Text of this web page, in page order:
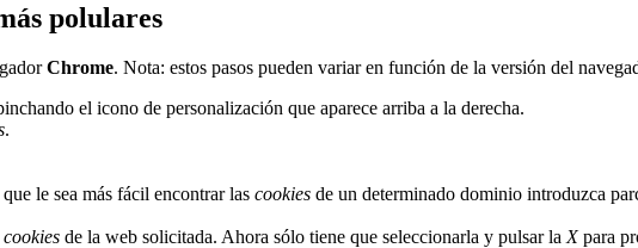
polulares
Chrome. Nota: estos pasos pueden variar en función de la versión del
el icono de personalización que aparece arriba a la derecha.
.
le sea más fácil encontrar las cookies de un determinado dominio introduzca
cookies de la web solicitada. Ahora sólo tiene que seleccionarla y pulsar laXpara